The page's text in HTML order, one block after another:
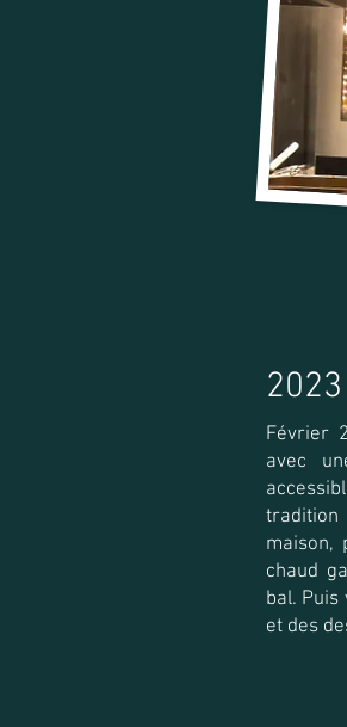
Février
avec
maison,
chaud
bal. Puis
et des